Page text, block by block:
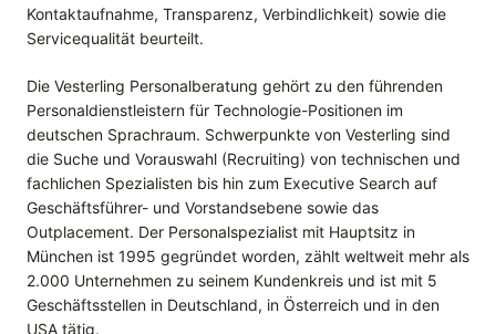
Kontaktaufnahme, Transparenz, Verbindlichkeit) sowie die
Servicequalität beurteilt.
Die Vesterling Personalberatung gehört zu den führenden
Personaldienstleistern für Technologie-Positionen im
deutschen Sprachraum. Schwerpunkte von Vesterling sind
die Suche und Vorauswahl (Recruiting) von technischen und
fachlichen Spezialisten bis hin zum Executive Search auf
Geschäftsführer- und Vorstandsebene sowie das
Outplacement. Der Personalspezialist mit Hauptsitz in
München ist 1995 gegründet worden, zählt weltweit mehr als
2.000 Unternehmen zu seinem Kundenkreis und ist mit 5
Geschäftsstellen in Deutschland, in Österreich und in den
USA tätig.